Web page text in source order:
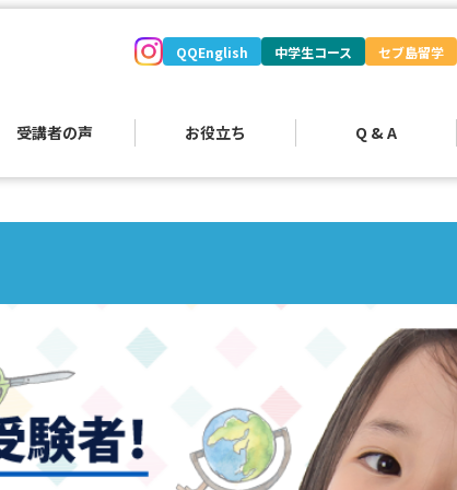
受講者の声 お役立ち Q & A
QQEnglish 中学生コース セブ島留学